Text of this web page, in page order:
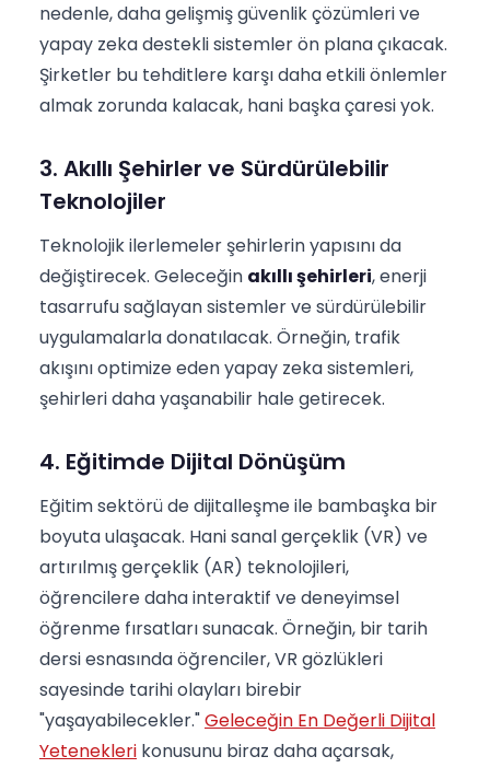
nedenle, daha gelişmiş güvenlik çözümleri ve
yapay zeka destekli sistemler ön plana çıkacak.
Şirketler bu tehditlere karşı daha etkili önlemler
almak zorunda kalacak, hani başka çaresi yok.
3. Akıllı Şehirler ve Sürdürülebilir
Teknolojiler
Teknolojik ilerlemeler şehirlerin yapısını da
değiştirecek. Geleceğin akıllı şehirleri, enerji
tasarrufu sağlayan sistemler ve sürdürülebilir
uygulamalarla donatılacak. Örneğin, trafik
akışını optimize eden yapay zeka sistemleri,
şehirleri daha yaşanabilir hale getirecek.
4. Eğitimde Dijital Dönüşüm
Eğitim sektörü de dijitalleşme ile bambaşka bir
boyuta ulaşacak. Hani sanal gerçeklik (VR) ve
artırılmış gerçeklik (AR) teknolojileri,
öğrencilere daha interaktif ve deneyimsel
öğrenme fırsatları sunacak. Örneğin, bir tarih
dersi esnasında öğrenciler, VR gözlükleri
sayesinde tarihi olayları birebir
"yaşayabilecekler."Geleceğin En Değerli Dijital
Yetenekleri konusunu biraz daha açarsak,